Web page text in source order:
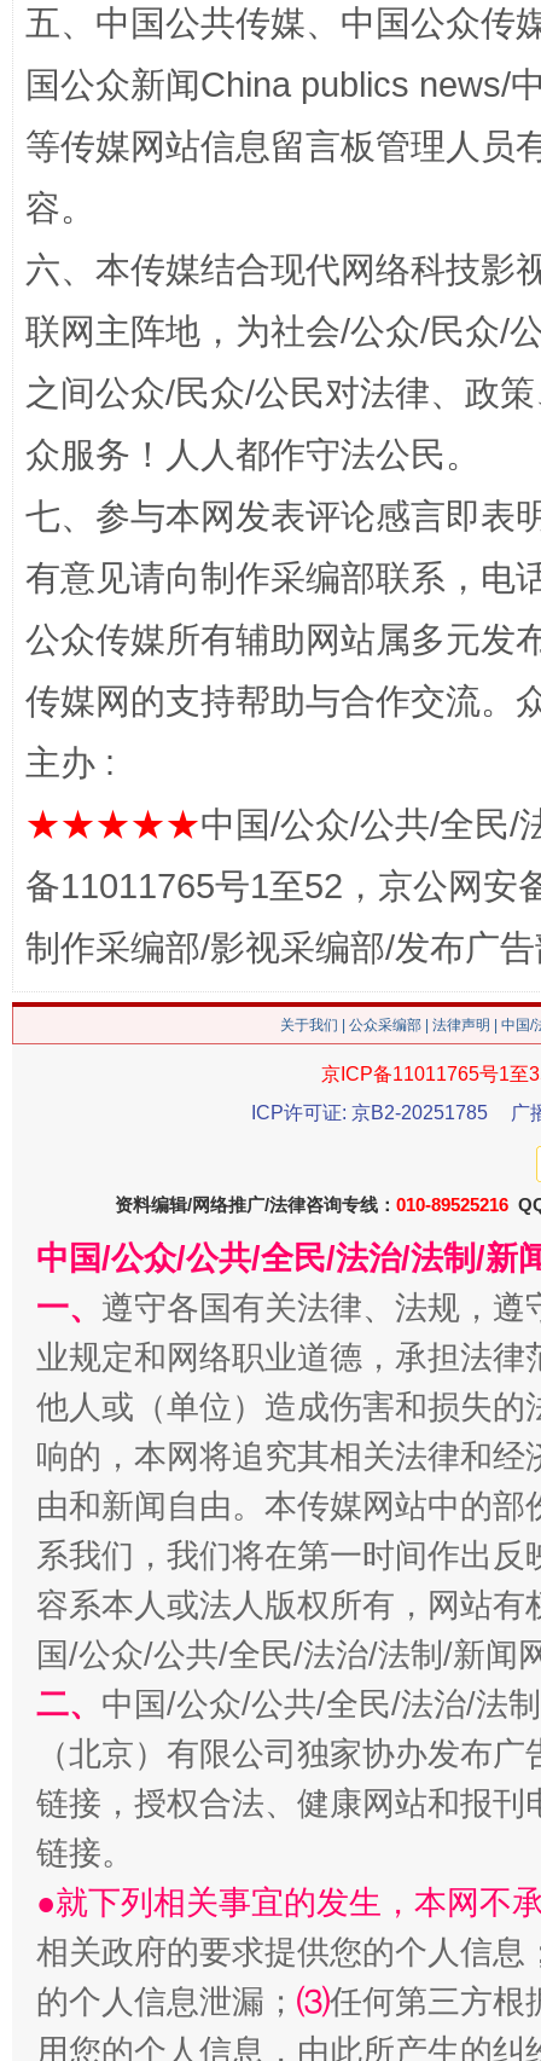
站台名比不上好声名
漫山遍野的桃花与雪山、麦地、白藏房 除
网上购药对药下症？
这是一记警钟！ 谢
在谋一域中谋全局
今
习近平的博鳌关键词
魏明亮
五、中国公共传媒、中国公众传
国公众新闻China publics news/
等传媒网站信息留言板管理人员
容。
六、本传媒结合现代网络科技影
联网主阵地，为社会/公众/民众/
之间公众/民众/公民对法律、政
众服务！人人都作守法公民。
七、参与本网发表评论感言即表
有意见请向制作采编部联系，电
公众传媒所有辅助网站属多元发
传媒网的支持帮助与合作交流。
主办 :
★★★★★中国/公众/公共/全民/
备11011765号1至52，京公网安
制作采编部/影视采编部/发布广
关于我们 公众采编部 法律声明 | 中国
京ICP备11011765号1至
ICP许可证: 京B2-20251785
广
资料编辑/网络推广/法律咨询专线： 010-89525216
中国/公众/公共/全民/法治/法制/新
一、 遵守各国有关法律、法规，
业规定和网络职业道德，承担法
他人或（单位）造成伤害和损失
响的，本网将追究其相关法律和
由和新闻自由。本传媒网站中的
系我们，我们将在第一时间作出
容系本人或法人版权所有，网站
国/公众/公共/全民/法治/法制/新闻
二、 中国/公众/公共/全民/法治/法
（北京）有限公司独家协办发布
链接，授权合法、健康网站和报
链接。
●就下列相关事宜的发生，本网不
相关政府的要求提供您的个人信息
的个人信息泄漏； ⑶任何第三方根
用您的个人信息，由此所产生的纠